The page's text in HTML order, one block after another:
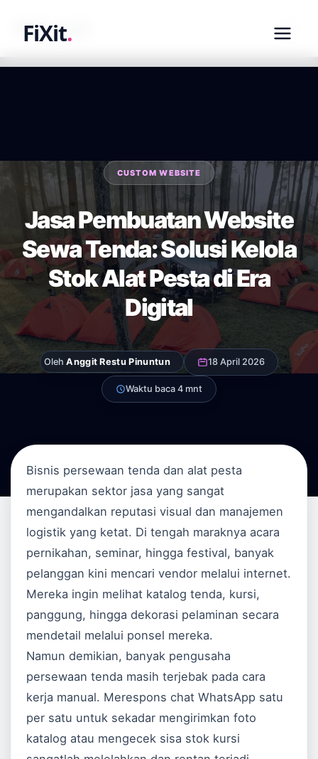
FiXit.
fixit.co.id
CUSTOM WEBSITE
Jasa Pembuatan Website
Sewa Tenda: Solusi Kelola
Stok Alat Pesta di Era
Digital
OlehAnggit Restu Pinuntun 18 April 2026
Waktu baca 4 mnt
Bisnis persewaan tenda dan alat pesta
merupakan sektor jasa yang sangat
mengandalkan reputasi visual dan manajemen
logistik yang ketat. Di tengah maraknya acara
pernikahan, seminar, hingga festival, banyak
pelanggan kini mencari vendor melalui internet.
Mereka ingin melihat katalog tenda, kursi,
panggung, hingga dekorasi pelaminan secara
mendetail melalui ponsel mereka.
Namun demikian, banyak pengusaha
persewaan tenda masih terjebak pada cara
kerja manual. Merespons chat WhatsApp satu
per satu untuk sekadar mengirimkan foto
katalog atau mengecek sisa stok kursi